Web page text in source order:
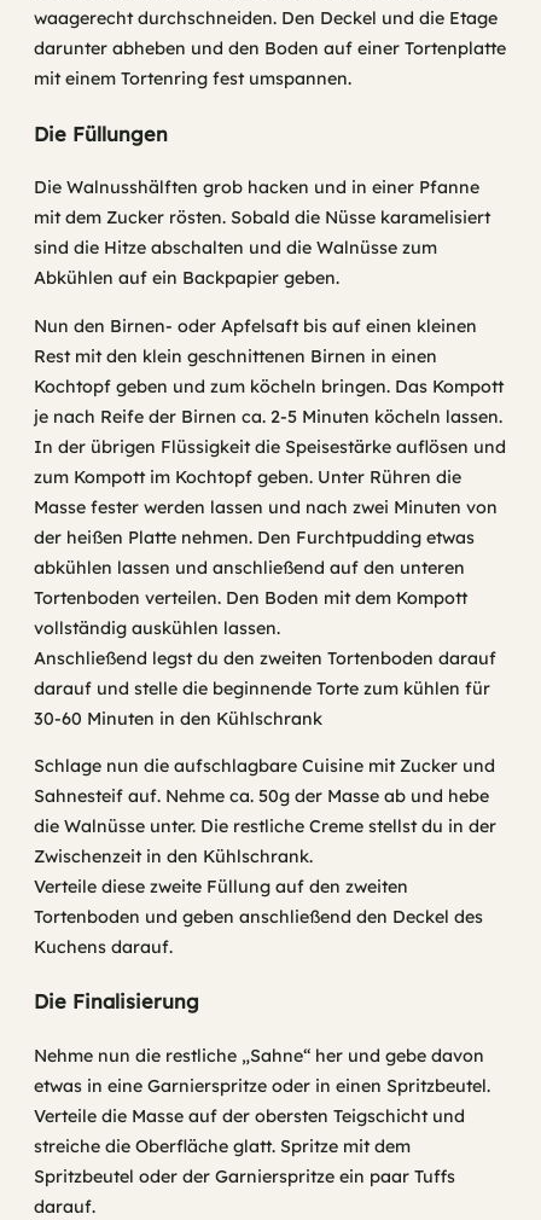
waagerecht durchschneiden. Den Deckel und die Etage
darunter abheben und den Boden auf einer Tortenplatte
mit einem Tortenring fest umspannen.
Die Füllungen
Die Walnusshälften grob hacken und in einer Pfanne
mit dem Zucker rösten. Sobald die Nüsse karamelisiert
sind die Hitze abschalten und die Walnüsse zum
Abkühlen auf ein Backpapier geben.
Nun den Birnen- oder Apfelsaft bis auf einen kleinen
Rest mit den klein geschnittenen Birnen in einen
Kochtopf geben und zum köcheln bringen. Das Kompott
je nach Reife der Birnen ca. 2-5 Minuten köcheln lassen.
In der übrigen Flüssigkeit die Speisestärke auflösen und
zum Kompott im Kochtopf geben. Unter Rühren die
Masse fester werden lassen und nach zwei Minuten von
der heißen Platte nehmen. Den Furchtpudding etwas
abkühlen lassen und anschließend auf den unteren
Tortenboden verteilen. Den Boden mit dem Kompott
vollständig auskühlen lassen.
Anschließend legst du den zweiten Tortenboden darauf
darauf und stelle die beginnende Torte zum kühlen für
30-60 Minuten in den Kühlschrank
Schlage nun die aufschlagbare Cuisine mit Zucker und
Sahnesteif auf. Nehme ca. 50g der Masse ab und hebe
die Walnüsse unter. Die restliche Creme stellst du in der
Zwischenzeit in den Kühlschrank.
Verteile diese zweite Füllung auf den zweiten
Tortenboden und geben anschließend den Deckel des
Kuchens darauf.
Die Finalisierung
Nehme nun die restliche „Sahne“ her und gebe davon
etwas in eine Garnierspritze oder in einen Spritzbeutel.
Verteile die Masse auf der obersten Teigschicht und
streiche die Oberfläche glatt. Spritze mit dem
Spritzbeutel oder der Garnierspritze ein paar Tuffs
darauf.